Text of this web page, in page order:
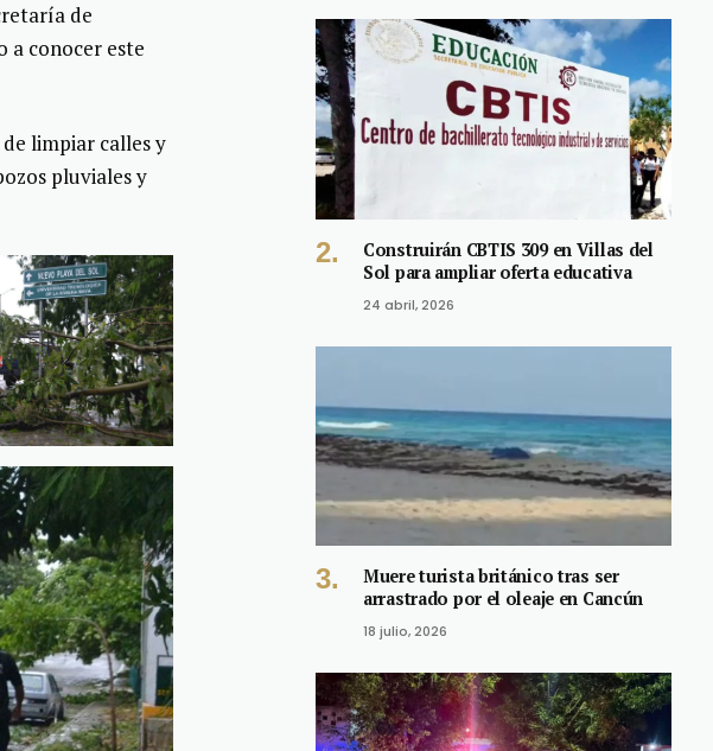
de
a conocer este
limpiar calles y
pluviales y
Construirán CBTIS 309 en Villas del
Sol para ampliar oferta educativa
24 abril, 2026
Muere turista británico tras ser
arrastrado por el oleaje en Cancún
18 julio, 2026